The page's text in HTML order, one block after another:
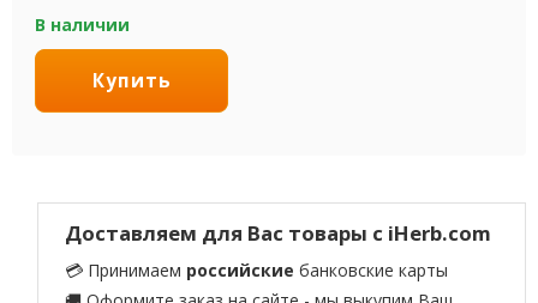
В наличии
Купить
Доставляем для Вас товары с iHerb.com
💳 Принимаем российские банковские карты